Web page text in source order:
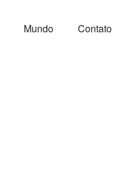
Mundo Contato